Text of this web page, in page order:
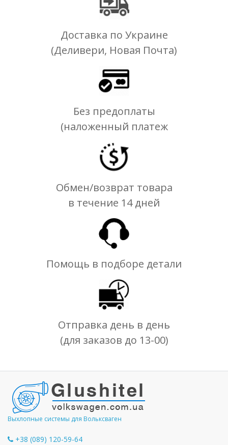
Доставка по Украине
(Деливери, Новая Почта)
Без предоплаты
(наложенный платеж
Обмен/возврат товара
в течение 14 дней
Помощь в подборе детали
Отправка день в день
(для заказов до 13-00)
Выхлопные системы для Вольксваген
+38 (089) 120-59-64